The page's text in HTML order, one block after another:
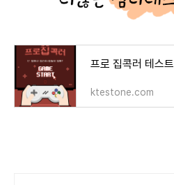
프로 집콕러 테스트
ktestone.com